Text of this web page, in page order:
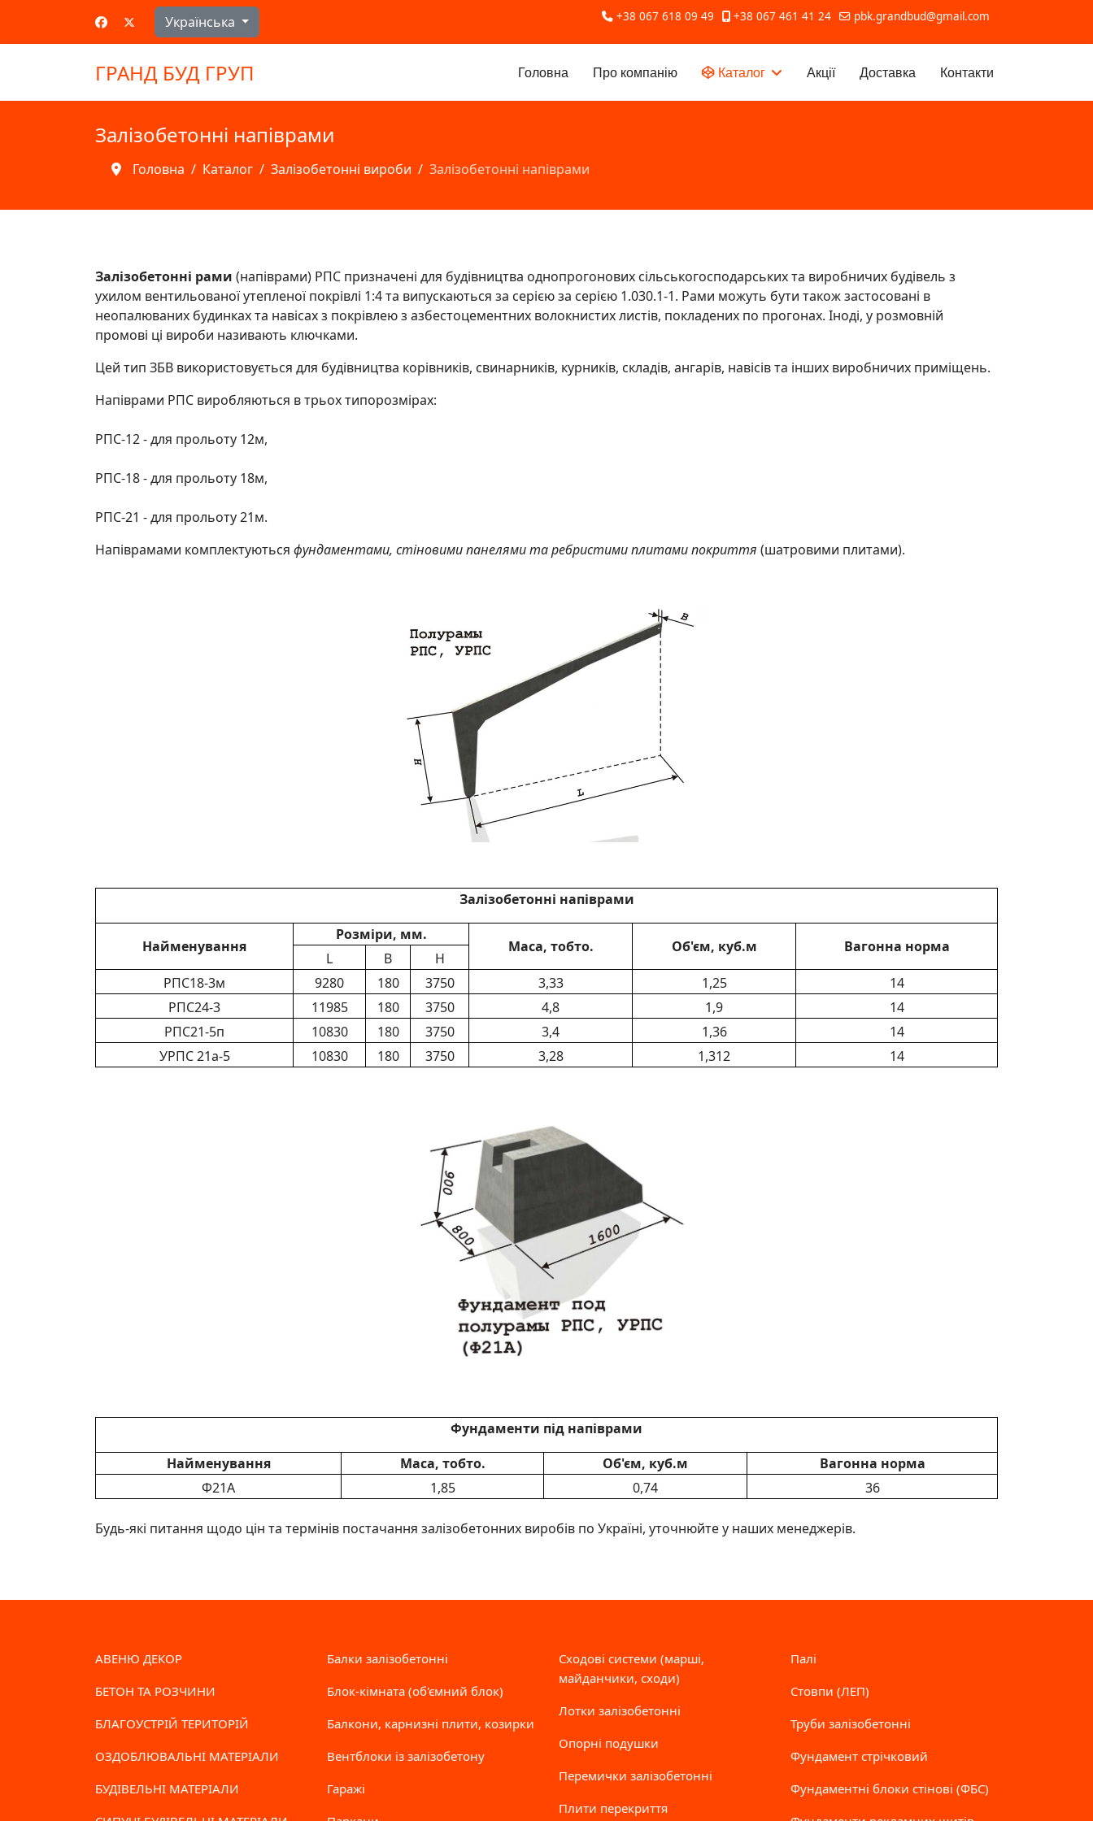
Оберіть свою мову
Українська +38 067 618 09 49 +38 067 461 41 24 pbk.grandbud@gmail.com
ГРАНД БУД ГРУП Головна Про компанію Каталог Акції Доставка Контакти
Залізобетонні напіврами
Головна Каталог Залізобетонні вироби Залізобетонні напіврами
Залізобетонні рами (напіврaми) РПС призначені для будівництва однопрогонових сільськогосподарських та виробничих будівель з
ухилом вентильованої утепленої покрівлі 1:4 та випускаються за серією за серією 1.030.1-1. Рами можуть бути також застосовані в
неопалюваних будинках та навісах з покрівлею з азбестоцементних волокнистих листів, покладених по прогонах. Іноді, у розмовній
промові ці вироби називають ключками.
Цей тип ЗБВ використовується для будівництва корівників, свинарників, курників, складів, ангарів, навісів та інших виробничих приміщень.
Напіврами РПС виробляються в трьох типорозмірах:
РПС-12 - для прольоту 12м,
РПС-18 - для прольоту 18м,
РПС-21 - для прольоту 21м.
Напіврамами комплектуються фундаментами, стіновими панелями та ребристими плитами покриття (шатровими плитами).
Залізобетонні напіврами
Найменування
Розміри, мм.
Маса, тобто. Об'єм, куб.м Вагонна норма
L B
H
РПС18-3м
9280 180 3750 3,33 1,25
14
РПС24-3
11985 180 3750 4,8 1,9
14
РПС21-5п
10830 180 3750 3,4 1,36
14
УРПС 21а-5
10830 180 3750 3,28 1,312 14
Фундаменти під напіврами
Найменування
Маса, тобто. Об'єм, куб.м
Вагонна норма
Ф21А
1,85 0,74 36
Будь-які питання щодо цін та термінів постачання залізобетонних виробів по Україні, уточнюйте у наших менеджерів.
АВЕНЮ ДЕКОР
БЕТОН ТА РОЗЧИНИ
БЛАГОУСТРІЙ ТЕРИТОРІЙ
ОЗДОБЛЮВАЛЬНІ МАТЕРІАЛИ
БУДІВЕЛЬНІ МАТЕРІАЛИ
Балки залізобетонні
Блок-кімната (об'ємний блок)
Балкони, карнизні плити, козирки
Вентблоки із залізобетону
Гаражі
Сходові системи (марші,
майданчики, сходи)
Лотки залізобетонні
Опорні подушки
Перемички залізобетонні
Плити перекриття
Палі
Стовпи (ЛЕП)
Труби залізобетонні
Фундамент стрічковий
Фундаментні блоки стінові (ФБС)